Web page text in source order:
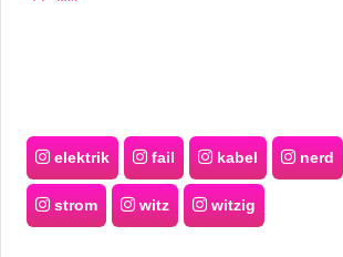
elektrik fail kabel nerd
strom witz witzig